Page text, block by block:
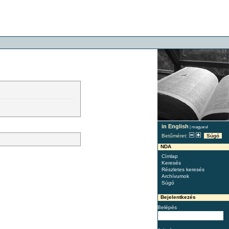
in English | magyarul
Betűméret:
Súgó
NDA
Címlap
Keresés
Részletes keresés
Archívumok
Súgó
Bejelentkezés
Belépés